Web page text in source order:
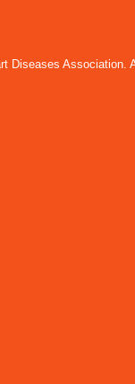
Diseases Association.